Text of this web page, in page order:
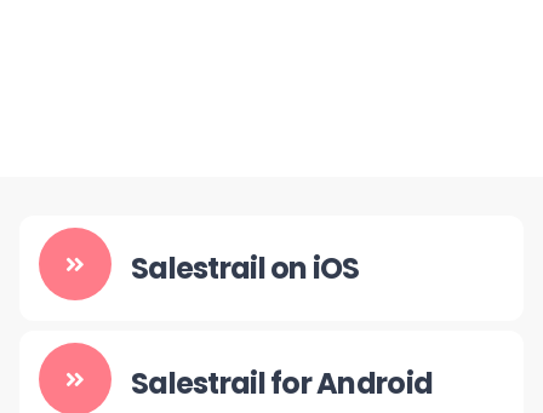
Salestrail on iOS
Salestrail for Android